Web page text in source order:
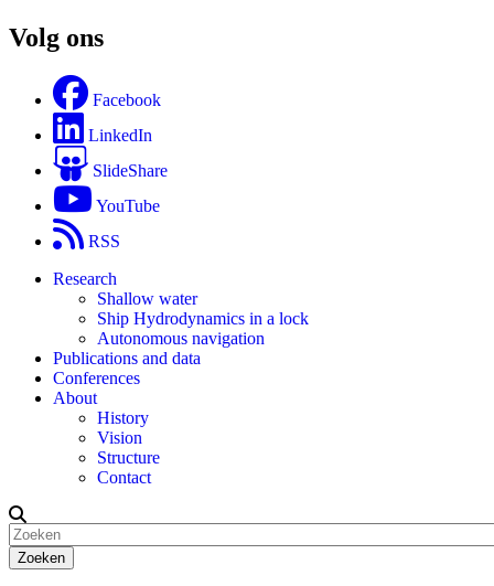
Volg ons
Facebook
LinkedIn
SlideShare
YouTube
RSS
Research
Shallow water
Ship Hydrodynamics in a lock
Autonomous navigation
Publications and data
Conferences
About
History
Vision
Structure
Contact
Zoeken